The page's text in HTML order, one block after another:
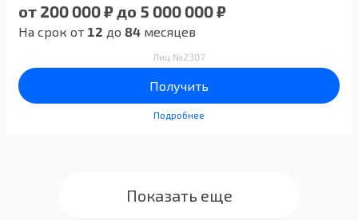
от 200 000 ₽ до 5 000 000 ₽
На срок от 12 до 84 месяцев
Лиц №2307
Получить
Подробнее
Показать еще